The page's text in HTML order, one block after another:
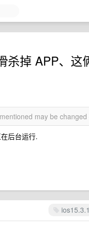
杀掉 APP、这
may be
后台运行.
ios15.3.1